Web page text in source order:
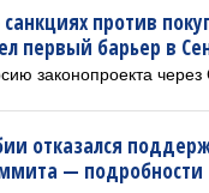
против
первый барьер в
законопроекта через
отказался
— подробности